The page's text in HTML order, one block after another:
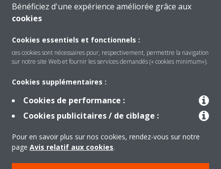
CONTACTEZ-NOUS
Solutions
À propos de Daikin
Bénéficiez d'une expérience améliorée grâce aux
cookies
Cookies essentiels et fonctionnels :
ces cookies sont nécessaires pour, respectivement, permettre la navigation
sur notre site Web et fournir les services demandés (« cookies minimum»).
Cookies supplémentaires :
Cookies de performance :
Cookies publicitaires / de ciblage :
Pour en savoir plus sur nos cookies, rendez-vous sur notre
page Avis relatif aux cookies.